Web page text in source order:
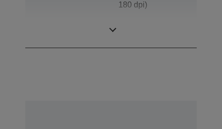
180 dpi)